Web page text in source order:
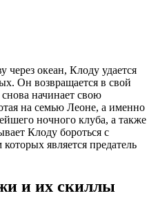
океан, Клоду удается
Он возвращается в свой
начинает свою
на семью Леоне, а именно
ночного клуба, а также
Клоду бороться с
является предатель
и их скиллы